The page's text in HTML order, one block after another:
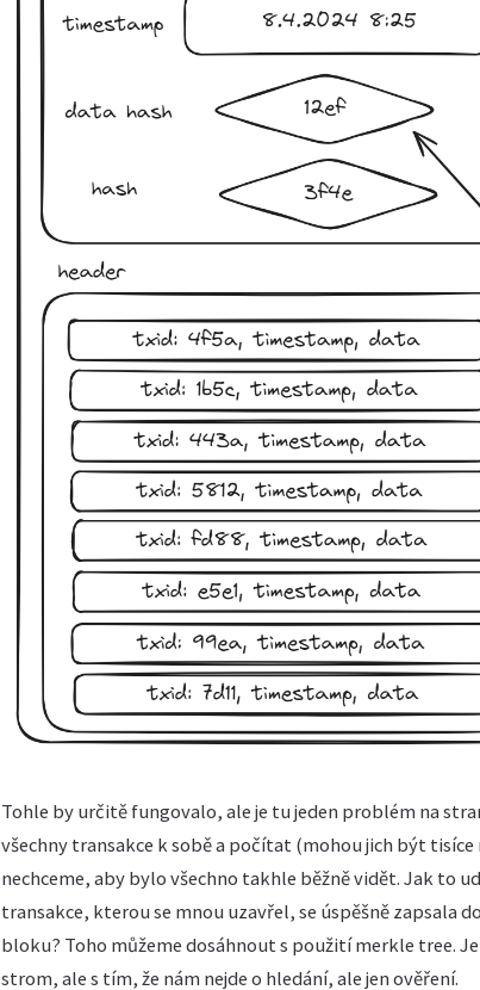
Tohle by určitě fungovalo, ale je tu jeden problém na
všechny transakce k sobě a počítat (mohou jich být
nechceme, aby bylo všechno takhle běžně vidět. Jak to
transakce, kterou se mnou uzavřel, se úspěšně zapsala
bloku? Toho můžeme dosáhnout s použití merkle tree.
strom, ale s tím, že nám nejde o hledání, ale jen ověření.